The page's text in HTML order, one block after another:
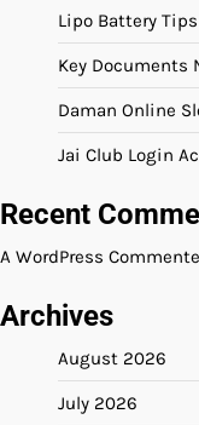
Lipo Battery
Key Documents
Daman Online
Jai Club Login
Recent
A WordPress
Archives
August 2026
July 2026